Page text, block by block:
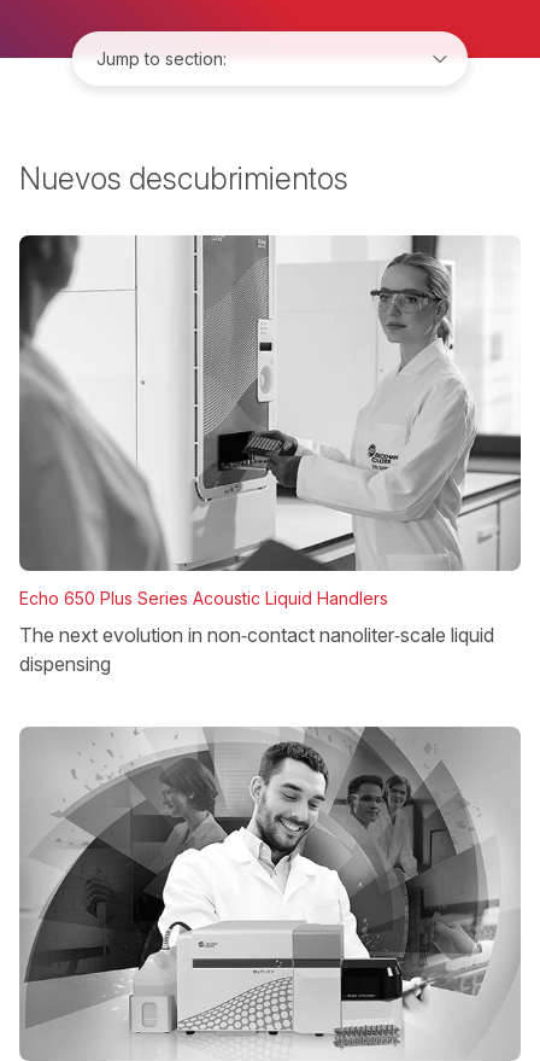
Nuevos descubrimientos
Echo 650 Plus Series Acoustic Liquid Handlers
The next evolution in non‑contact nanoliter‑scale liquid
dispensing